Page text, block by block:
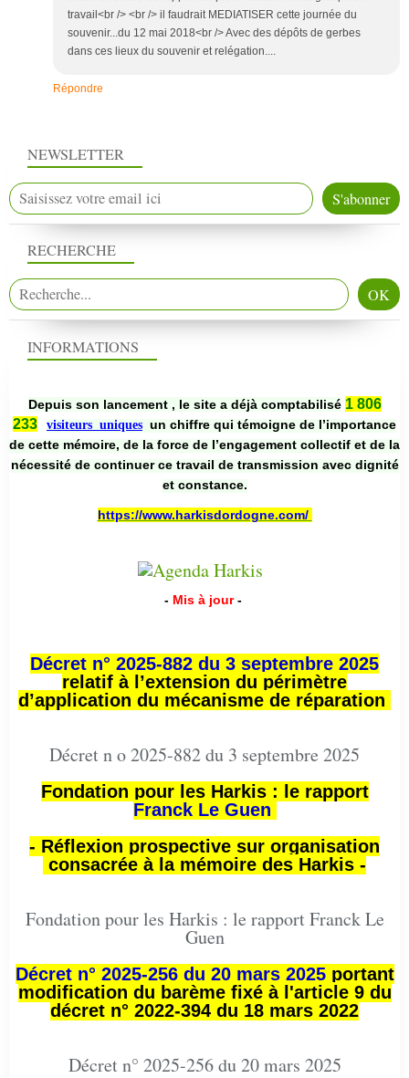
travail<br /> <br /> il faudrait MEDIATISER cette journée du
souvenir...du 12 mai 2018<br /> Avec des dépôts de gerbes
dans ces lieux du souvenir et relégation....
Répondre
NEWSLETTER
RECHERCHE
INFORMATIONS
Depuis son lancement , le site a déjà comptabilisé 1 806
233
visiteurs uniques un chiffre qui témoigne de l’importance
de cette mémoire, de la force de l’engagement collectif et de la
nécessité de continuer ce travail de transmission avec dignité
et constance.
https://www.harkisdordogne.com/
- Mis à jour -
Décret n° 2025-882 du 3 septembre 2025
relatif à l’extension du périmètre
d’application du mécanisme de réparation
Décret n o 2025-882 du 3 septembre 2025
Fondation pour les Harkis : le rapport
Franck Le Guen
- Réflexion prospective sur organisation
consacrée à la mémoire des Harkis -
Fondation pour les Harkis : le rapport Franck Le
Guen
Décret n° 2025-256 du 20 mars 2025portant
modification du barème fixé à l'article 9 du
décret n° 2022-394 du 18 mars 2022
Décret n° 2025-256 du 20 mars 2025